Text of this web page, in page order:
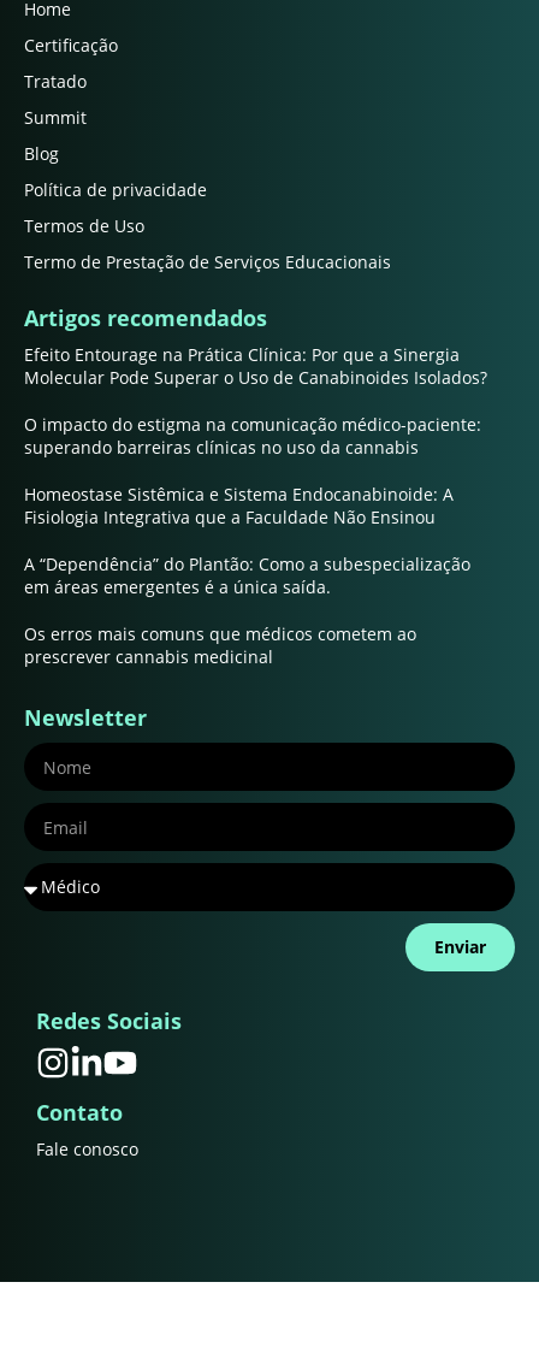
Home
Certificação
Tratado
Summit
Blog
Política de privacidade
Termos de Uso
Termo de Prestação de Serviços Educacionais
Artigos recomendados
Efeito Entourage na Prática Clínica: Por que a Sinergia
Molecular Pode Superar o Uso de Canabinoides Isolados?
O impacto do estigma na comunicação médico-paciente:
superando barreiras clínicas no uso da cannabis
Homeostase Sistêmica e Sistema Endocanabinoide: A
Fisiologia Integrativa que a Faculdade Não Ensinou
A “Dependência” do Plantão: Como a subespecialização
em áreas emergentes é a única saída.
Os erros mais comuns que médicos cometem ao
prescrever cannabis medicinal
Newsletter
Enviar
Redes Sociais
Contato
Fale conosco